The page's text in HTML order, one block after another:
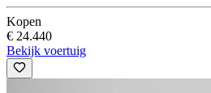
Kopen
€ 24.440
Bekijk voertuig